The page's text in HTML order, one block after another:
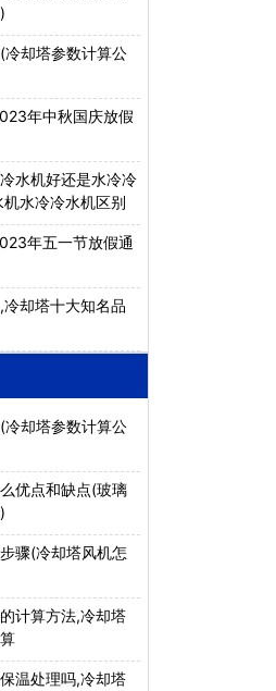
却塔参数计算公
年中秋国庆放假
水机好还是水冷冷
水冷冷水机区别
年五一节放假通
却塔十大知名品
却塔参数计算公
优点和缺点(玻璃
骤(冷却塔风机怎
计算方法,冷却塔
温处理吗,冷却塔